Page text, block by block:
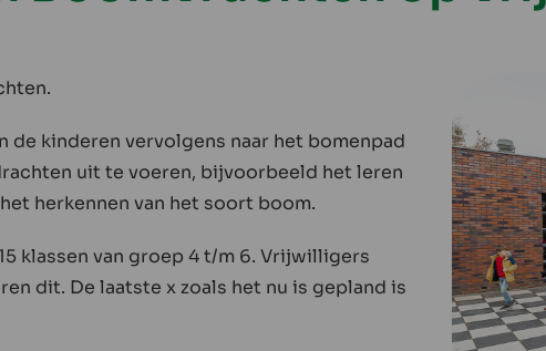
de kinderen vervolgens naar het bomenpad
uit te voeren, bijvoorbeeld het leren
herkennen van het soort boom.
klassen van groep 4 t/m 6. Vrijwilligers
dit. De laatste x zoals het nu is gepland is